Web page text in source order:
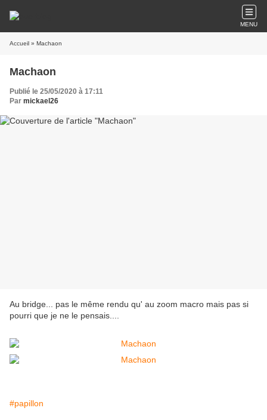
MENU
Accueil » Machaon
Machaon
Publié le 25/05/2020 à 17:11
Par mickael26
Au bridge... pas le même rendu qu' au zoom macro mais pas si
pourri que je ne le pensais....
#papillon